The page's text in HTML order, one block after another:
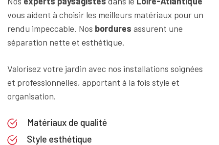
vous aident à choisir les meilleurs matériaux pour un
rendu impeccable. Nos bordures assurent une
séparation nette et esthétique.
Valorisez votre jardin avec nos installations soignées
et professionnelles, apportant à la fois style et
organisation.
Matériaux de qualité
Style esthétique